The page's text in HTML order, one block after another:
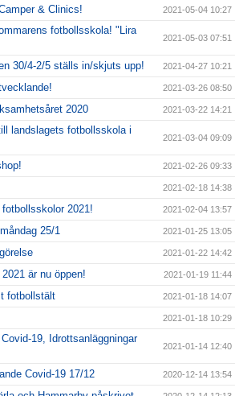
& Clinics! 2021-05-04 10:27
fotbollsskola! "Lira
2021-05-03 07:51
30/4-2/5 ställs in/skjuts upp! 2021-04-27 10:21
2021-03-26 08:50
2020 2021-03-22 14:21
landslagets fotbollsskola i
2021-03-04 09:09
2021-02-26 09:33
2021-02-18 14:38
2021! 2021-02-04 13:57
25/1 2021-01-25 13:05
2021-01-22 14:42
är nu öppen! 2021-01-19 11:44
fotbollstält 2021-01-18 14:07
2021-01-18 10:29
19, Idrottsanläggningar
2021-01-14 12:40
Covid-19 17/12 2020-12-14 13:54